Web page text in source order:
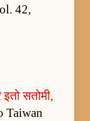
42,
इतो सतोमी,
Taiwan